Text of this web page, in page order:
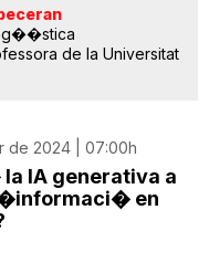
de la Universitat
de 2024 | 07:00h
IA generativa a
en